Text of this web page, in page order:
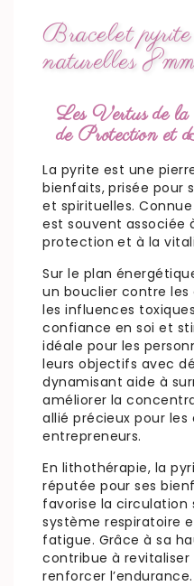
Bracelet
naturelles
Les Vertus de
de Protection et
La pyrite est une
bienfaits, prisée pour
et spirituelles.
est souvent associée
protection et à la
Sur le plan
un bouclier contre
les influences
confiance en soi et
idéale pour les
leurs objectifs avec
dynamisant aide à
améliorer la
allié précieux pour
entrepreneurs.
En lithothérapie, la
réputée pour ses
favorise la circulation
système respiratoire
fatigue. Grâce à sa
contribue à revitaliser
renforcer l’endurance.